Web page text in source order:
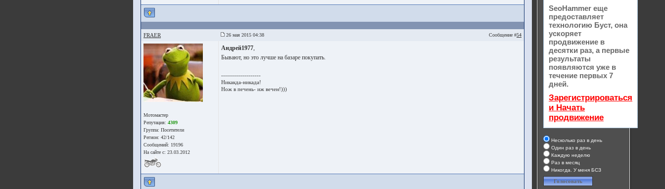
FRAER 26 мая 2015 04:38 Сообщение #54
Мотомастер
Репутация: 4309
Группа: Посетители
Регион: 42/142
Сообщений: 19196
На сайте с: 23.03.2012
Андрей1977,
Бывают, но это лучше на базаре покупать.
--------------------
Никакда-никада!
Нож в печень- иж вечен!)))
SeoHammer еще
предоставляет
технологию Буст, она
ускоряет
продвижение в
десятки раз, а первые
результаты
появляются уже в
течение первых 7
дней.
Зарегистрироваться
и Начать
продвижение
Несколько раз в день
Один раз в день
Каждую неделю
Раз в месяц
Никогда. У меня БСЗ